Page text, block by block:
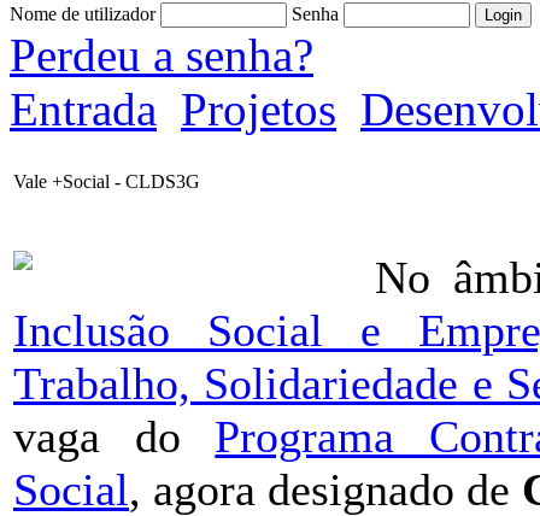
Nome de utilizador Senha
Perdeu a senha?
Entrada Projetos
Vale +Social - CLDS3G
No
Inclusão Social e
Trabalho, Solidariedade e
vaga do Programa
Social, agora designado de